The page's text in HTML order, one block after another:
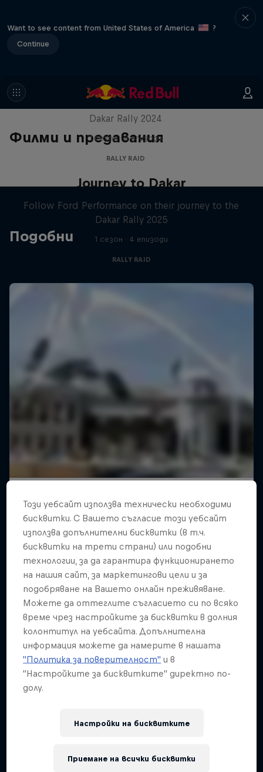
Want to see content from United States of America
?
Continue
Филми и предавания
Dakar: In the Dust
Dakar Rally 2024
1 сезон · 8 епизоди
RALLY RAID
Подобни
Journey to Dakar
Follow Ford Performance on their journey to the
Dakar Rally 2025
1 сезон · 4 епизоди
RALLY RAID
Dakar: In the Dust
Dakar Rally 2024
RALLY RAID
Този уебсайт използва технически необходими
бисквитки. С Вашето съгласие този уебсайт
използва допълнителни бисквитки (в т.ч.
бисквитки на трети страни) или подобни
технологии, за да гарантира функционирането
на нашия сайт, за маркетингови цели и за
подобряване на Вашето онлайн преживяване.
Можете да оттеглите съгласието си по всяко
време чрез настройките за бисквитки в долния
колонтитул на уебсайта. Допълнителна
информация можете да намерите в нашата
"Политика за поверителност" и в
"Настройките за бисквитките" директно по-
долу.
Настройки на бисквитките
Приемане на всички бисквитки